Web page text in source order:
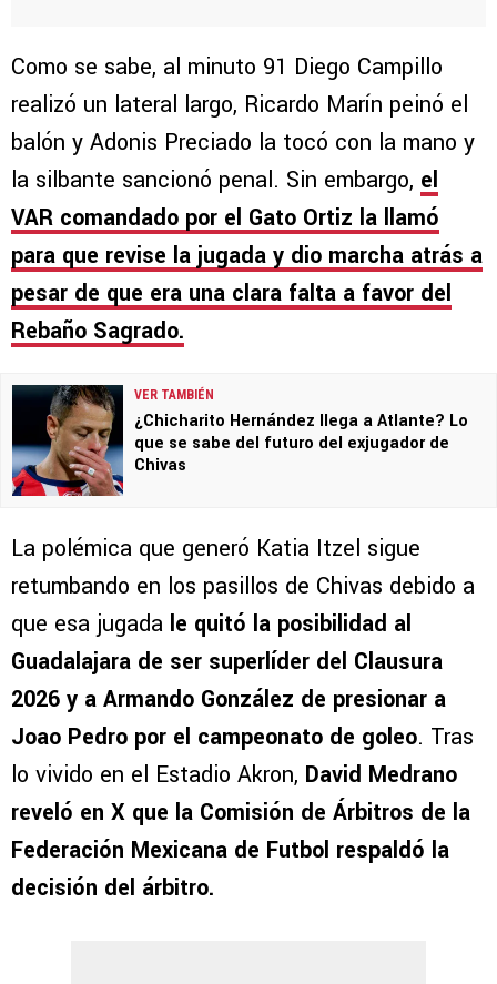
Como se sabe, al minuto 91 Diego Campillo
realizó un lateral largo, Ricardo Marín peinó el
balón y Adonis Preciado la tocó con la mano y
la silbante sancionó penal. Sin embargo, el
VAR comandado por el Gato Ortiz la llamó
para que revise la jugada y dio marcha atrás a
pesar de que era una clara falta a favor del
Rebaño Sagrado.
VER TAMBIÉN
¿Chicharito Hernández llega a Atlante? Lo
que se sabe del futuro del exjugador de
Chivas
La polémica que generó Katia Itzel sigue
retumbando en los pasillos de Chivas debido a
que esa jugada le quitó la posibilidad al
Guadalajara de ser superlíder del Clausura
2026 y a Armando González de presionar a
Joao Pedro por el campeonato de goleo. Tras
lo vivido en el Estadio Akron, David Medrano
reveló en X que la Comisión de Árbitros de la
Federación Mexicana de Futbol respaldó la
decisión del árbitro.